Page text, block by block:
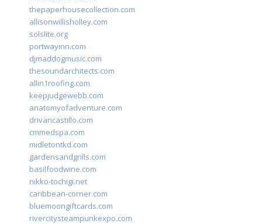
thepaperhousecollection.com
allisonwillisholley.com
solslite.org
portwayinn.com
djmaddogmusic.com
thesoundarchitects.com
allin1roofing.com
keepjudgewebb.com
anatomyofadventure.com
drivancastillo.com
cmmedspa.com
midletontkd.com
gardensandgrills.com
basilfoodwine.com
nikko-tochigi.net
caribbean-corner.com
bluemoongiftcards.com
rivercitysteampunkexpo.com